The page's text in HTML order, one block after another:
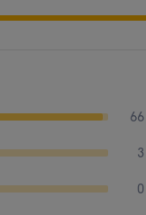
66
3
0